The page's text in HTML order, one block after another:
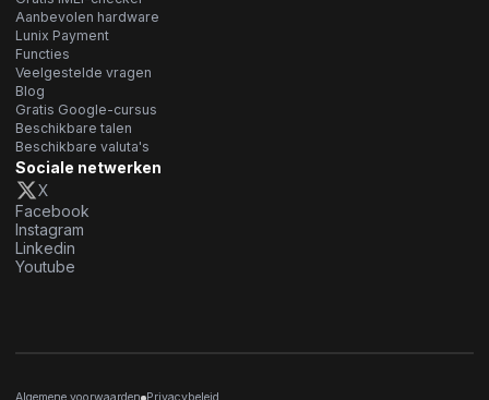
Aanbevolen hardware
Lunix Payment
Functies
Veelgestelde vragen
Blog
Gratis Google-cursus
Beschikbare talen
Beschikbare valuta's
Sociale netwerken
X
Facebook
Instagram
Linkedin
Youtube